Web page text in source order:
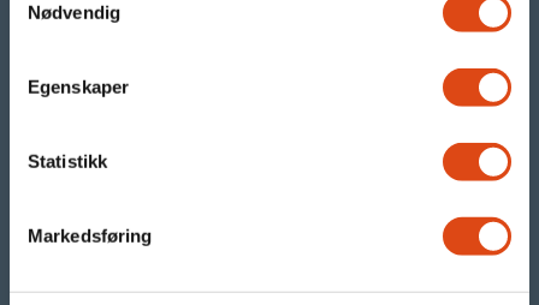
Nødvendig
Egenskaper
Statistikk
Markedsføring
Våre nettsteder:
- og vi jobber for at du skal få en enda